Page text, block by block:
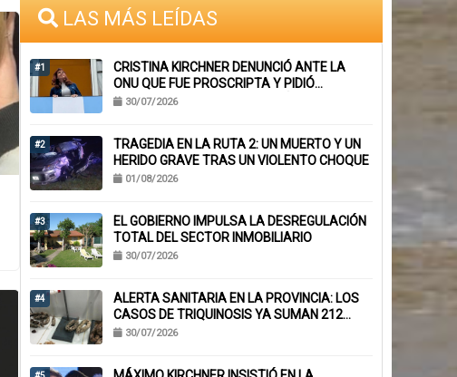
LAS MÁS LEÍDAS
#1
CRISTINA KIRCHNER DENUNCIÓ ANTE LA
ONU QUE FUE PROSCRIPTA Y PIDIÓ
SUSPENDER SU INHABILITACIÓN PERPETUA
30/07/2026
#2
TRAGEDIA EN LA RUTA 2: UN MUERTO Y UN
HERIDO GRAVE TRAS UN VIOLENTO CHOQUE
01/08/2026
#3
EL GOBIERNO IMPULSA LA DESREGULACIÓN
TOTAL DEL SECTOR INMOBILIARIO
30/07/2026
#4
ALERTA SANITARIA EN LA PROVINCIA: LOS
CASOS DE TRIQUINOSIS YA SUMAN 212
CONFIRMADOS
30/07/2026